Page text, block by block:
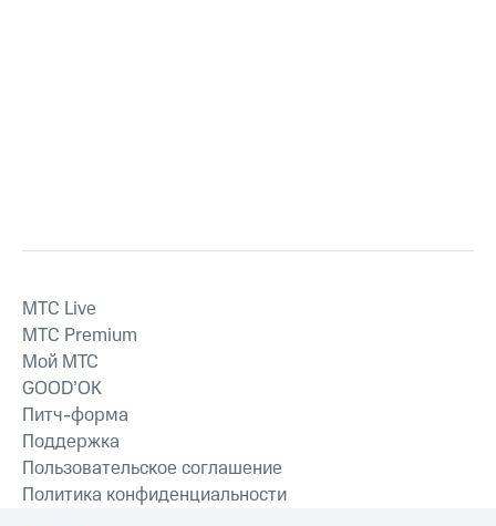
MTС Live
MTС Premium
Мой МТС
GOOD’OK
Питч-форма
Поддержка
Пользовательское соглашение
Политика конфиденциальности